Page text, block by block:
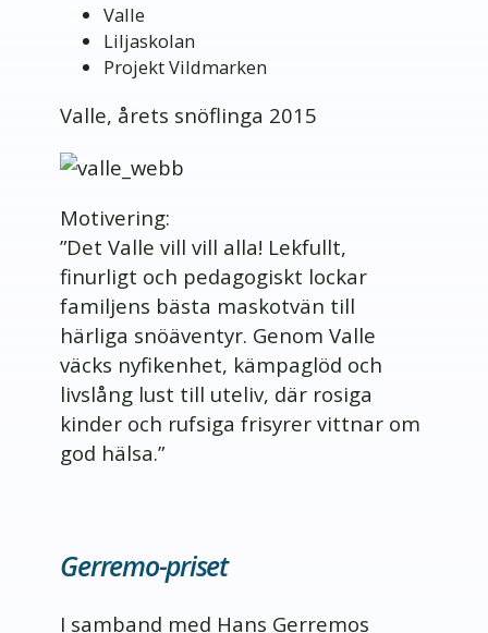
Valle
Liljaskolan
Projekt Vildmarken
Valle, årets snöflinga 2015
Motivering:
”Det Valle vill vill alla! Lekfullt,
finurligt och pedagogiskt lockar
familjens bästa maskotvän till
härliga snöäventyr. Genom Valle
väcks nyfikenhet, kämpaglöd och
livslång lust till uteliv, där rosiga
kinder och rufsiga frisyrer vittnar om
god hälsa.”
Gerremo-priset
I samband med Hans Gerremos